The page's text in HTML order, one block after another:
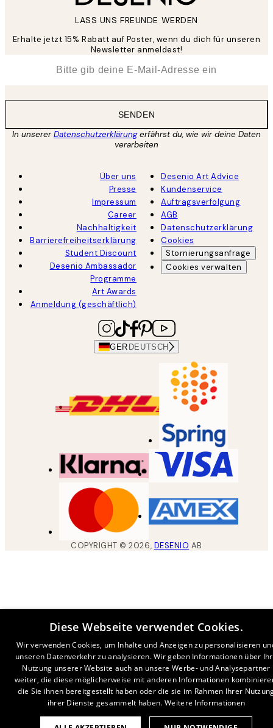
LASS UNS FREUNDE WERDEN
Erhalte jetzt 15% Rabatt auf Poster, wenn du dich für unseren
Newsletter anmeldest!
SENDEN
In unsererDatenschutzerklärungerfährst du, wie wir deine Daten
verarbeiten
Über uns
Presse
Impressum
Career
Nachhaltigkeit
Barrierefreiheitserklärung
Student Discount
Desenio Ambassador
Programme
Art Awards
Anmeldung (geschäftlich)
Desenio Art Advice
Kundenservice
Auftragsverfolgung
AGB
Datenschutzerklärung
Cookies
Stornierungsanfrage
Cookies verwalten
GER DEUTSCH
COPYRIGHT ©2026, DESENIO AB
Diese Webseite verwendet Cookies.
Wir verwenden Cookies, um Inhalte und Anzeigen zu personalisieren
unseren Datenverkehr zu analysieren. Wir geben Informationen über
Nutzung unserer Website auch an unsere Werbe- und Analysepartner
weiter, die diese möglicherweise mit anderen Informationen
die Sie ihnen bereitgestellt haben oder die sie im Rahmen Ihrer
ihrer Dienste gesammelt haben. Weitere Informationen